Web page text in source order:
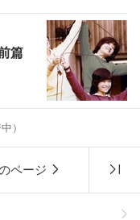
篇
）
ページ